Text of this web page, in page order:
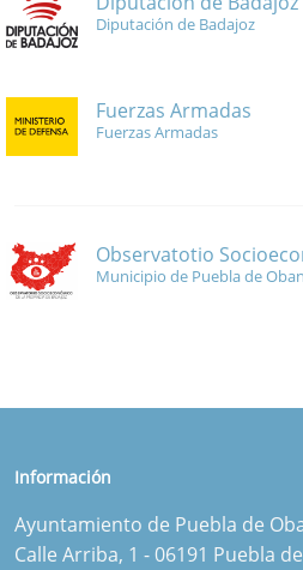
Diputación de Badajoz
Fuerzas Armadas
Fuerzas Armadas
Observatotio
Municipio de Puebla de
Información
Ayuntamiento de Puebla de
Calle Arriba, 1 - 06191 Puebla